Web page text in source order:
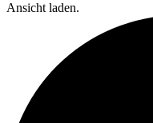
Ansicht laden.